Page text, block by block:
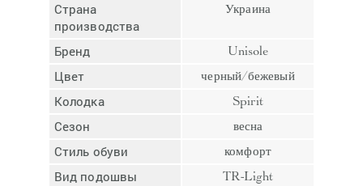
Страна
производства
Украина
Бренд Unisole
Цвет черный/бежевый
Колодка Spirit
Сезон весна
Стиль обуви комфорт
Вид подошвы TR-Light